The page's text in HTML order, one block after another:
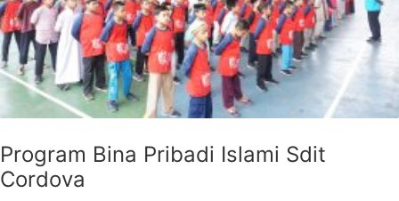
Program Bina Pribadi Islami Sdit
Cordova